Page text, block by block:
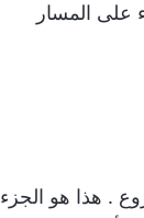
على المسار
. هذا هو الجزء